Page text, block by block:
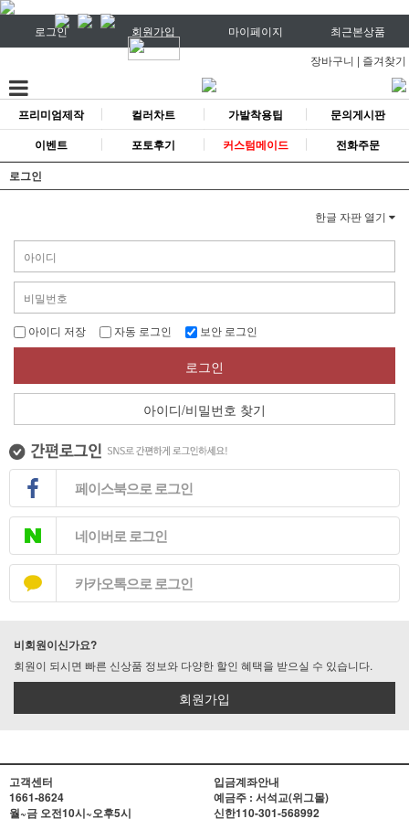
로그인 회원가입 마이페이지
최근본상품
장바구니 | 즐겨찾기
프리미엄제작 컬러차트 가발착용팁
문의게시판
이벤트
포토후기 커스텀메이드
전화주문
로그인
한글 자판 열기
아이디 저장 자동 로그인 보안 로그인
로그인
아이디/비밀번호 찾기
페이스북으로 로그인
네이버로 로그인
카카오톡으로 로그인
비회원이신가요?
회원이 되시면 빠른 신상품 정보와 다양한 할인 혜택을 받으실 수 있습니다.
회원가입
고객센터
1661-8624
월~금 오전10시~오후5시
입금계좌안내
예금주 : 서석교(위그몰)
신한110-301-568992